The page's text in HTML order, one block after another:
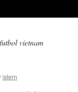
vietnam
istern